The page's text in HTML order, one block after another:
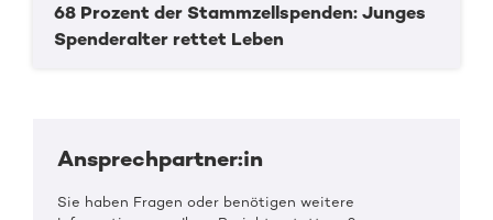
68 Prozent der Stammzellspenden: Junges
Spenderalter rettet Leben
Ansprechpartner:in
Sie haben Fragen oder benötigen weitere